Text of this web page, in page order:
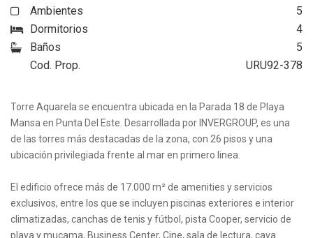
Ambientes
5
Dormitorios
4
Baños
5
Cod. Prop.
URU92-378
Torre Aquarela se encuentra ubicada en la Parada 18 de Playa
Mansa en Punta Del Este. Desarrollada por INVERGROUP, es una
de las torres más destacadas de la zona, con 26 pisos y una
ubicación privilegiada frente al mar en primero linea.
El edificio ofrece más de 17.000 m² de amenities y servicios
exclusivos, entre los que se incluyen piscinas exteriores e interior
climatizadas, canchas de tenis y fútbol, pista Cooper, servicio de
playa y mucama, Business Center, Cine, sala de lectura, cava